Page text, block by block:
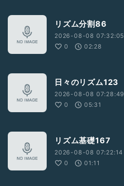
リズム分割86
2026-08-08 07:32:05
0
02:28
日々のリズム123
2026-08-08 07:28:49
0
05:31
リズム基礎167
2026-08-08 07:22:14
0
01:11